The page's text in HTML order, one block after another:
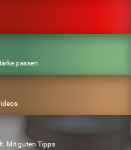
passen
Mit guten Tipps